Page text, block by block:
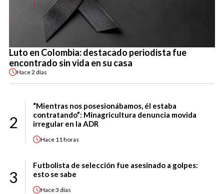
Luto en Colombia: destacado periodista fue
encontrado sin vida en su casa
Hace2 días
2
“Mientras nos posesionábamos, él estaba
contratando”: Minagricultura denuncia movida
irregular en la ADR
Hace 11 horas
3
Futbolista de selección fue asesinado a golpes:
esto se sabe
Hace3 días